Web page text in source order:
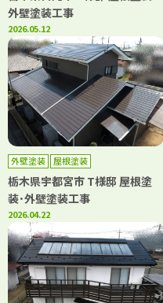
外壁塗装工事
2026.05.12
外壁塗装 屋根塗装
栃木県宇都宮市 T様邸 屋根塗
装･外壁塗装工事
2026.04.22